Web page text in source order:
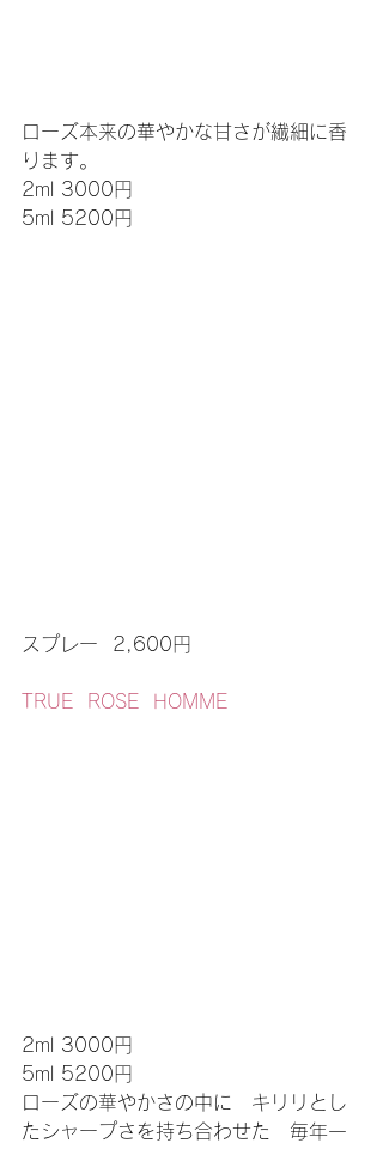
ローズ本来の華やかな甘さが繊細に香
ります。
2ml 3000円
5ml 5200円
スプレー  2,600円
TRUE  ROSE  HOMME
2ml 3000円
5ml 5200円
ローズの華やかさの中に　キリリとし
たシャープさを持ち合わせた　毎年一